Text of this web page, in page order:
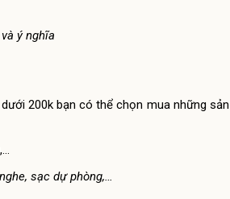
ý nghĩa
200k bạn có thể chọn mua những sản
sạc dự phòng,…